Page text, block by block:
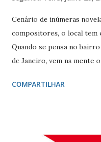
Cenário de inúmeras
compositores, o local tem
Quando se pensa no
de Janeiro, vem na mente
compositores e poetas.
COMPARTILHAR